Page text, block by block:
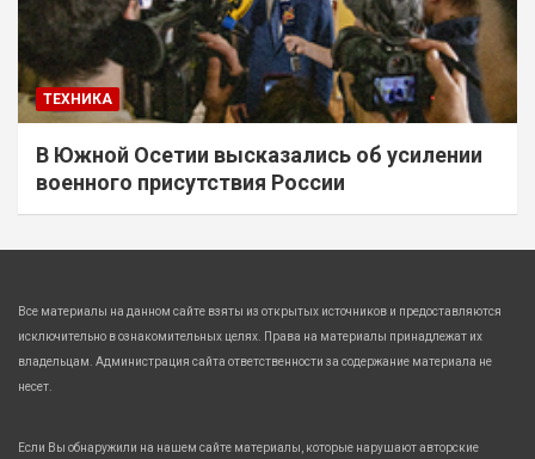
ТЕХНИКА
В Южной Осетии высказались об усилении
военного присутствия России
Все материалы на данном сайте взяты из открытых источников и предоставляются
исключительно в ознакомительных целях. Права на материалы принадлежат их
владельцам. Администрация сайта ответственности за содержание материала не
несет.
Если Вы обнаружили на нашем сайте материалы, которые нарушают авторские